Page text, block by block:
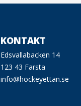
KONTAKT
Edsvallabacken 14
123 43 Farsta
info@hockeyettan.se